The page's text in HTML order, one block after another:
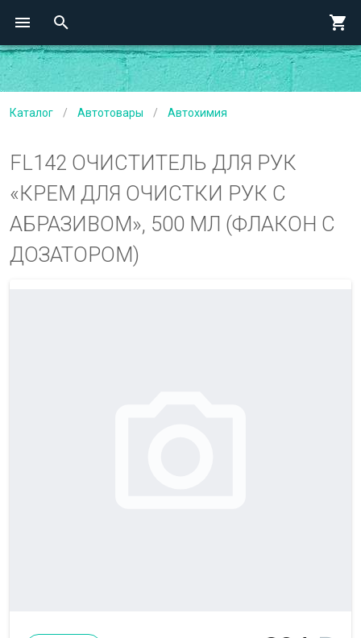
Каталог / Автотовары / Автохимия
FL142 ОЧИСТИТЕЛЬ ДЛЯ РУК
«КРЕМ ДЛЯ ОЧИСТКИ РУК С
АБРАЗИВОМ», 500 МЛ (ФЛАКОН С
ДОЗАТОРОМ)